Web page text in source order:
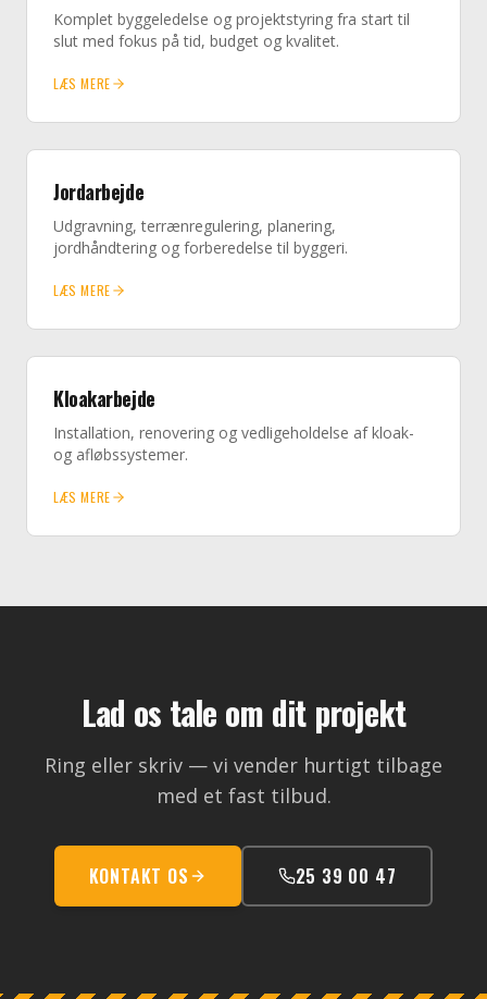
Komplet byggeledelse og projektstyring fra start til
slut med fokus på tid, budget og kvalitet.
LÆS MERE
Jordarbejde
Udgravning, terrænregulering, planering,
jordhåndtering og forberedelse til byggeri.
LÆS MERE
Kloakarbejde
Installation, renovering og vedligeholdelse af kloak-
og afløbssystemer.
LÆS MERE
Lad os tale om dit projekt
Ring eller skriv — vi vender hurtigt tilbage
med et fast tilbud.
KONTAKT OS 25 39 00 47